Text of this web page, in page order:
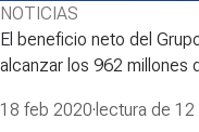
NOTICIAS
El beneficio neto del
alcanzar los 962 millones
18 feb 2020· lectura de 12